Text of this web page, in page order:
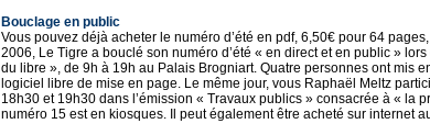
Bouclage en public
Vous pouvez déjà acheter le numéro d’été en pdf, 6,50€ pour 64
2006, Le Tigre a bouclé son numéro d’été « en direct et en public »
du libre », de 9h à 19h au Palais Brogniart. Quatre personnes ont mis
logiciel libre de mise en page. Le même jour, vous Raphaël Meltz
18h30 et 19h30 dans l’émission « Travaux publics » consacrée à « la
numéro 15 est en kiosques. Il peut également être acheté sur internet